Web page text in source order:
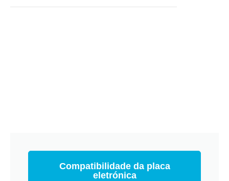
Compatibilidade da placa
eletrónica